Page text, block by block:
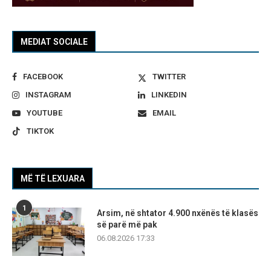
MEDIAT SOCIALE
FACEBOOK
TWITTER
INSTAGRAM
LINKEDIN
YOUTUBE
EMAIL
TIKTOK
MË TË LEXUARA
1
Arsim, në shtator 4.900 nxënës të klasës
së parë më pak
06.08.2026 17:33